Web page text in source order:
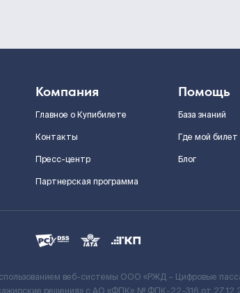
Компания
Главное о Купибилете
Контакты
Пресс-центр
Партнерская программа
Помощь
База знаний
Где мой билет
Блог
веб-системы ООО «РЖД – Цифровые